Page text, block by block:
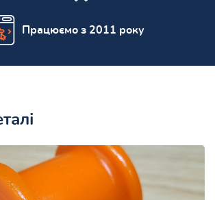
Працюємо з 2011 року